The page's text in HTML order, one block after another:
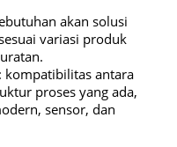
akan solusi
variasi produk
kompatibilitas antara
proses yang ada,
sensor, dan